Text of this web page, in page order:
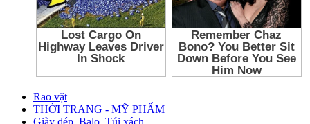
Rao vặt
THỜI TRANG - MỸ PHẨM
Giày dép, Balo, Túi xách